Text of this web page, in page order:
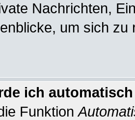
Nachrichten,
um sich
ich
Funktion